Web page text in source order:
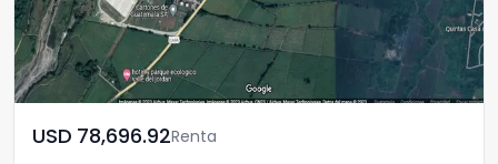
USD	78,696.92Renta